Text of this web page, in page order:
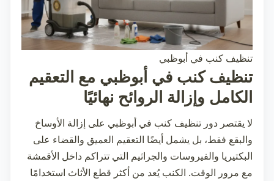
تنظيف كنب في أبوظبي
تنظيف كنب في أبوظبي مع التعقيم
الكامل وإزالة الروائح نهائيًا
لا يقتصر دور تنظيف كنب في أبوظبي على إزالة الأوساخ
والبقع فقط، بل يشمل أيضًا التعقيم العميق والقضاء على
البكتيريا والفيروسات والجراثيم التي تتراكم داخل الأقمشة
مع مرور الوقت. الكنب يُعد من أكثر قطع الأثاث استخدامًا